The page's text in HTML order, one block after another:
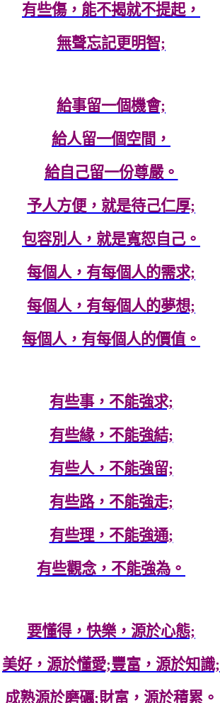
有些傷，能不揭就不提起，
無聲忘記更明智;
給事留一個機會;
給人留一個空間，
給自己留一份尊嚴。
予人方便，就是待己仁厚;
包容別人，就是寬恕自己。
每個人，有每個人的需求;
每個人，有每個人的夢想;
每個人，有每個人的價值。
有些事，不能強求;
有些緣，不能強結;
有些人，不能強留;
有些路，不能強走;
有些理，不能強通;
有些觀念，不能強為。
要懂得，快樂，源於心態;
美好，源於懂愛;豐富，源於知識;
成熟源於磨礪;財富，源於積累。